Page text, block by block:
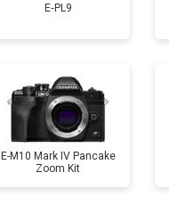
E‑PL9
E-M10 Mark IV Pancake
Zoom Kit